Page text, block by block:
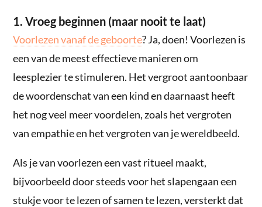
1. Vroeg beginnen (maar nooit te laat)
Voorlezen vanaf de geboorte? Ja, doen! Voorlezen is
een van de meest effectieve manieren om
leesplezier te stimuleren. Het vergroot aantoonbaar
de woordenschat van een kind en daarnaast heeft
het nog veel meer voordelen, zoals het vergroten
van empathie en het vergroten van je wereldbeeld.
Als je van voorlezen een vast ritueel maakt,
bijvoorbeeld door steeds voor het slapengaan een
stukje voor te lezen of samen te lezen, versterkt dat